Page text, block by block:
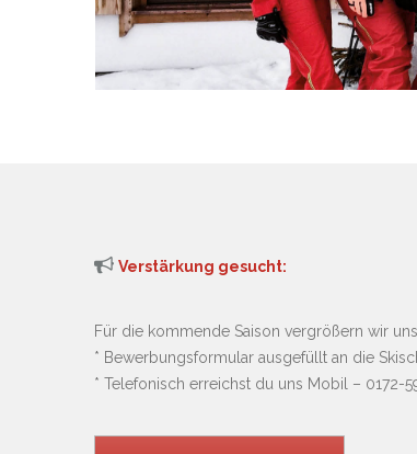
Verstärkung gesucht:
Für die kommende Saison vergrößern wir
* Bewerbungsformular ausgefüllt an die
* Telefonisch erreichst du uns Mobil – 0172-